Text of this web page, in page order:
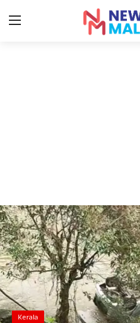
Entertainment
Sports
Food
Gulf News
Loksabha Election 2024
Kerala